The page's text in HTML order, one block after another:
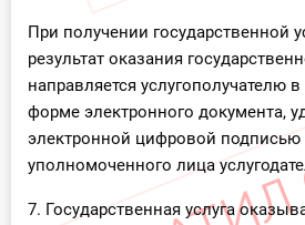
При получении государственной
результат оказания
направляется услугополучателю
форме электронного документа,
электронной цифровой
уполномоченного лица
7. Государственная услуга